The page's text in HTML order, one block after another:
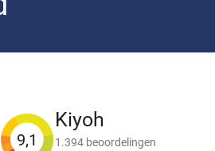
9,1
Kiyoh
1.394 beoordelingen